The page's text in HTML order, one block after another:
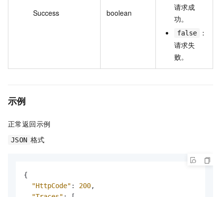
Success boolean
请求成
功。
false
：
请求失
败。
示例
正常返回示例
JSON 格式
{
"HttpCode" : 200,